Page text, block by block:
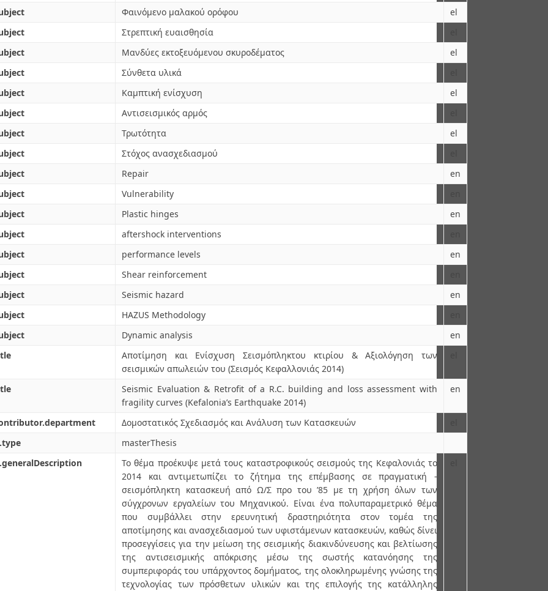
Φαινόμενο μαλακού ορόφου
el
Στρεπτική ευαισθησία
Μανδύες εκτοξευόμενου σκυροδέματος
el
Σύνθετα υλικά
Καμπτική ενίσχυση
el
Αντισεισμικός αρμός
Τρωτότητα
el
Στόχος ανασχεδιασμού
Repair
en
Vulnerability
Plastic hinges
en
aftershock interventions
performance levels
en
Shear reinforcement
Seismic hazard
en
HAZUS Methodology
Dynamic analysis
en
Αποτίμηση και Ενίσχυση Σεισμόπληκτου κτιρίου & Αξιολόγηση των
σεισμικών απωλειών του (Σεισμός Κεφαλλονιάς 2014)
Seismic Evaluation & Retrofit of a R.C. building and loss assessment with
fragility curves (Kefalonia’s Earthquake 2014)
en
Δομοστατικός Σχεδιασμός και Ανάλυση των Κατασκευών
masterThesis
Το θέμα προέκυψε μετά τους καταστροφικούς σεισμούς της Κεφαλονιάς το
2014 και αντιμετωπίζει το ζήτημα της επέμβασης σε πραγματική -
σεισμόπληκτη κατασκευή από Ω/Σ προ του ’85 με τη χρήση όλων των
σύγχρονων εργαλείων του Μηχανικού. Είναι ένα πολυπαραμετρικό θέμα
που συμβάλλει στην ερευνητική δραστηριότητα στον τομέα της
αποτίμησης και ανασχεδιασμού των υφιστάμενων κατασκευών, καθώς δίνει
προσεγγίσεις για την μείωση της σεισμικής διακινδύνευσης και βελτίωσης
της αντισεισμικής απόκρισης μέσω της σωστής κατανόησης της
συμπεριφοράς του υπάρχοντος δομήματος, της ολοκληρωμένης γνώσης της
τεχνολογίας των πρόσθετων υλικών και της επιλογής της κατάλληλης